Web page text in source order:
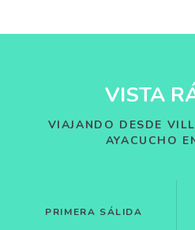
VISTA
VIAJANDO DESDE
AYACUCHO
PRIMERA SÁLIDA